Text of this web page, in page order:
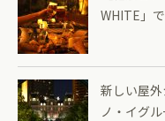
WHITE」
新しい屋
ノ・イグ